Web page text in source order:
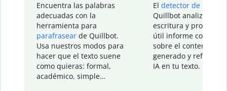
Encuentra las palabras
adecuadas con la
herramienta para
parafrasear de Quillbot.
Usa nuestros modos para
hacer que el texto suene
como quieras: formal,
académico, simple…
El detector de IA
Quillbot analiza tu
escritura y
útil informe con
sobre el contenido
generado y refinado
IA en tu texto.